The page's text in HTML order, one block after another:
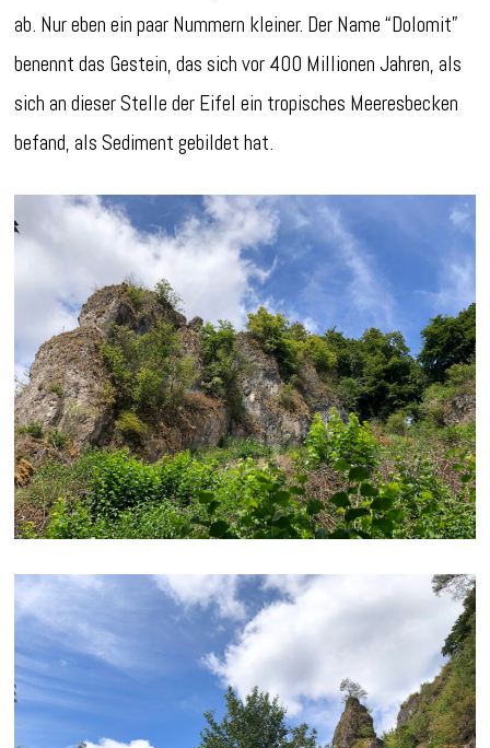
ab. Nur eben ein paar Nummern kleiner. Der Name “Dolomit”
benennt das Gestein, das sich vor 400 Millionen Jahren, als
sich an dieser Stelle der Eifel ein tropisches Meeresbecken
befand, als Sediment gebildet hat.